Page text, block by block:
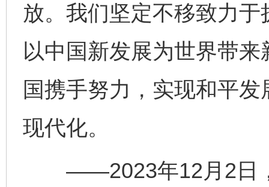
放。我们坚定不移致力
以中国新发展为世界带
国携手努力，实现和平
现代化。
——2023年12月2日，